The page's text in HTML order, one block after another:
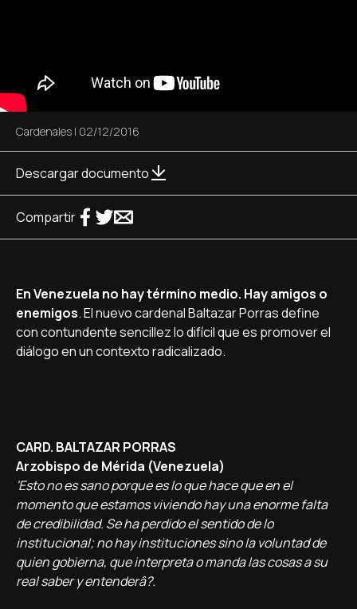
Cardenales | 02/12/2016
Descargar documento
Compartir
En Venezuela no hay término medio. Hay amigos o
enemigos. El nuevo cardenal Baltazar Porras define
con contundente sencillez lo difí­cil que es promover el
diálogo en un contexto radicalizado.
CARD. BALTAZAR PORRAS
Arzobispo de Mérida (Venezuela)
'Esto no es sano porque es lo que hace que en el
momento que estamos viviendo hay una enorme falta
de credibilidad. Se ha perdido el sentido de lo
institucional; no hay instituciones sino la voluntad de
quien gobierna, que interpreta o manda las cosas a su
real saber y entenderâ?.